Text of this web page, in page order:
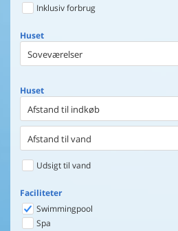
Inklusiv forbrug
Huset
Soveværelser
Huset
Afstand til indkøb
Afstand til vand
Udsigt til vand
Faciliteter
Swimmingpool
Spa